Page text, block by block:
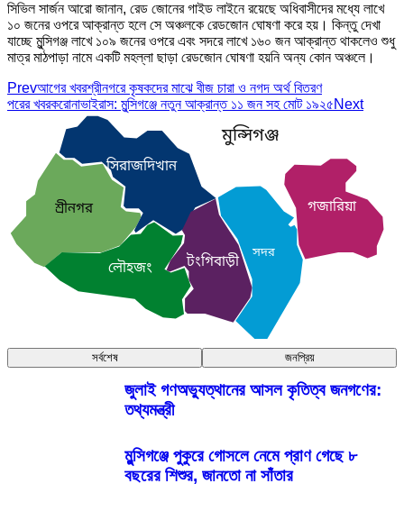
সিভিল সার্জন আরো জানান, রেড জোনের গাইড লাইনে রয়েছে অধিবাসীদের মধ্যে লাখে
১০ জনের ওপরে আক্রান্ত হলে সে অঞ্চলকে রেডজোন ঘোষণা করে হয়। কিন্তু দেখা
যাচ্ছে মুন্সিগঞ্জ লাখে ১০৯ জনের ওপরে এবং সদরে লাখে ১৬০ জন আক্রান্ত থাকলেও শুধু
মাত্র মাঠপাড়া নামে একটি মহল্লা ছাড়া রেডজোন ঘোষণা হয়নি অন্য কোন অঞ্চলে।
Prevআগের খবরশ্রীনগরে কৃষকদের মাঝে বীজ চারা ও নগদ অর্থ বিতরণ
পরের খবরকরোনাভাইরাস: মুন্সিগঞ্জে নতুন আক্রান্ত ১১ জন সহ মোট ১৯২৫Next
শ্রীনগর
সিরাজদিখান
টংগিবাড়ী সদর
গজারিয়া
লৌহজং
মুন্সিগঞ্জ
সর্বশেষ জনপ্রিয়
জুলাই গণঅভ্যুত্থানের আসল কৃতিত্ব জনগণের:
তথ্যমন্ত্রী
মুন্সিগঞ্জে পুকুরে গোসলে নেমে প্রাণ গেছে ৮
বছরের শিশুর, জানতো না সাঁতার